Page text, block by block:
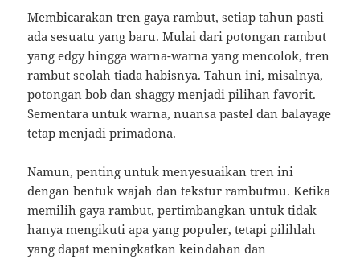
Membicarakan tren gaya rambut, setiap tahun pasti
ada sesuatu yang baru. Mulai dari potongan rambut
yang edgy hingga warna-warna yang mencolok, tren
rambut seolah tiada habisnya. Tahun ini, misalnya,
potongan bob dan shaggy menjadi pilihan favorit.
Sementara untuk warna, nuansa pastel dan balayage
tetap menjadi primadona.
Namun, penting untuk menyesuaikan tren ini
dengan bentuk wajah dan tekstur rambutmu. Ketika
memilih gaya rambut, pertimbangkan untuk tidak
hanya mengikuti apa yang populer, tetapi pilihlah
yang dapat meningkatkan keindahan dan